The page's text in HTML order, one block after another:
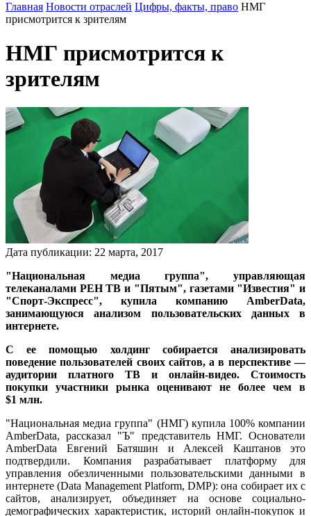
Главная Новости отраслей Цифры, факты, право НМГ
присмотрится к зрителям
НМГ присмотрится к
зрителям
Дата публикации: 22 марта, 2017
"Национальная медиа группа", управляющая
телеканалами РЕН ТВ и "Пятым", газетами "Известия" и
"Спорт-Экспресс", купила компанию AmberData,
занимающуюся анализом пользовательских данных в
интернете.
С ее помощью холдинг собирается анализировать
поведение пользователей своих сайтов, а в перспективе —
аудитории платного ТВ и онлайн-видео. Стоимость
покупки участники рынка оценивают не более чем в
$1 млн.
"Национальная медиа группа" (НМГ) купила 100% компании
AmberData, рассказал "Ъ" представитель НМГ. Основатели
AmberData Евгений Батяшин и Алексей Каштанов это
подтвердили. Компания разрабатывает платформу для
управления обезличенными пользовательскими данными в
интернете (Data Management Platform, DMP): она собирает их с
сайтов, анализирует, объединяет на основе социально-
демографических характеристик, историй онлайн-покупок и